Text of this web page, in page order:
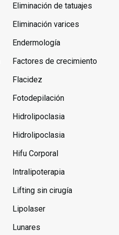
Eliminación de tatuajes
Eliminación varices
Endermología
Factores de crecimiento
Flacidez
Fotodepilación
Hidrolipoclasia
Hidrolipoclasia
Hifu Corporal
Intralipoterapia
Lifting sin cirugía
Lipolaser
Lunares